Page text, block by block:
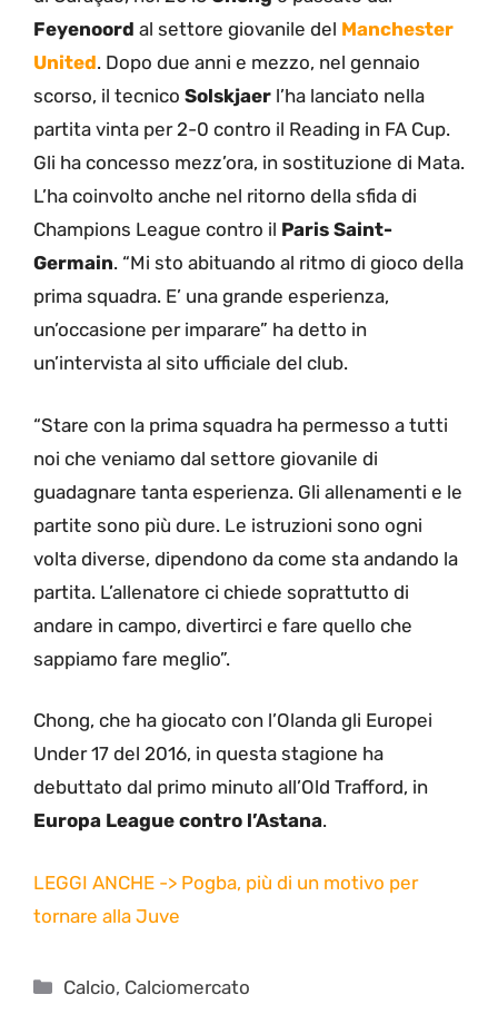
Feyenoord al settore giovanile del Manchester
United. Dopo due anni e mezzo, nel gennaio
scorso, il tecnico Solskjaer l’ha lanciato nella
partita vinta per 2-0 contro il Reading in FA Cup.
Gli ha concesso mezz’ora, in sostituzione di Mata.
L’ha coinvolto anche nel ritorno della sfida di
Champions League contro il Paris Saint-
Germain. “Mi sto abituando al ritmo di gioco della
prima squadra. E’ una grande esperienza,
un’occasione per imparare” ha detto in
un’intervista al sito ufficiale del club.
“Stare con la prima squadra ha permesso a tutti
noi che veniamo dal settore giovanile di
guadagnare tanta esperienza. Gli allenamenti e le
partite sono più dure. Le istruzioni sono ogni
volta diverse, dipendono da come sta andando la
partita. L’allenatore ci chiede soprattutto di
andare in campo, divertirci e fare quello che
sappiamo fare meglio”.
Chong, che ha giocato con l’Olanda gli Europei
Under 17 del 2016, in questa stagione ha
debuttato dal primo minuto all’Old Trafford, in
Europa League contro l’Astana.
LEGGI ANCHE -> Pogba, più di un motivo per
tornare alla Juve
Categorie
Calcio, Calciomercato